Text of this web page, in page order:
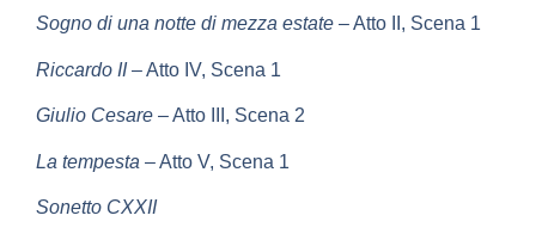
Sogno di una notte di mezza estate – Atto II, Scena 1
Riccardo II– Atto IV, Scena 1
Giulio Cesare – Atto III, Scena 2
La tempesta – Atto V, Scena 1
Sonetto CXXII